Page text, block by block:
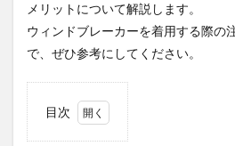
メリットについて解説します。
ウィンドブレーカーを着用する際の
で、ぜひ参考にしてください。
目次